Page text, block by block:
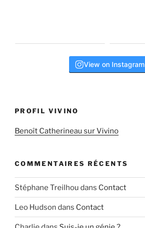
View on Instagram
PROFIL VIVINO
Benoît Catherineau sur Vivino
COMMENTAIRES RÉCENTS
Stéphane Treilhou dans Contact
Leo Hudson dans Contact